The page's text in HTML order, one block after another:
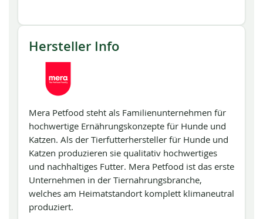
Hersteller Info
Mera Petfood steht als Familienunternehmen für
hochwertige Ernährungskonzepte für Hunde und
Katzen. Als der Tierfutterhersteller für Hunde und
Katzen produzieren sie qualitativ hochwertiges
und nachhaltiges Futter. Mera Petfood ist das erste
Unternehmen in der Tiernahrungsbranche,
welches am Heimatstandort komplett klimaneutral
produziert.